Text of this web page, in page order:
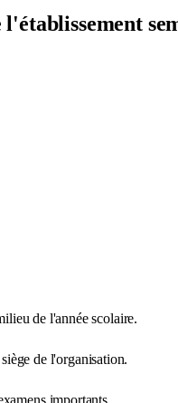
de l'année scolaire.
de l'organisation.